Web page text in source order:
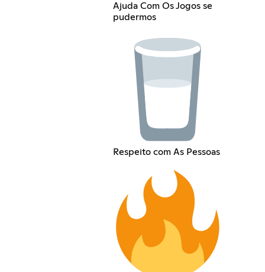
Ajuda Com Os Jogos se
pudermos
Respeito com As Pessoas